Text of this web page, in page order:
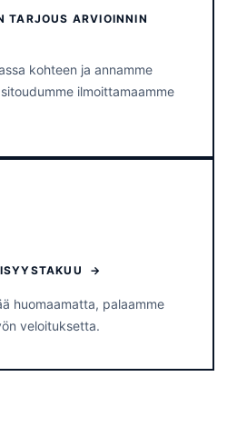
TARJOUS ARVIOINNIN
kohteen ja annamme
ilmoittamaamme
→
huomaamatta, palaamme
veloituksetta.